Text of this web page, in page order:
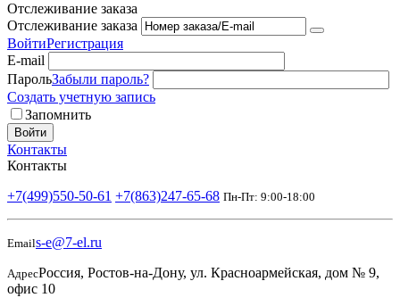
Отслеживание заказа
Отслеживание заказа
ВойтиРегистрация
E-mail
ПарольЗабыли пароль?
Создать учетную запись
Запомнить
Войти
Контакты
Контакты
+7(499)550-50-61 +7(863)247-65-68 Пн-Пт: 9:00-18:00
Emails-e@7-el.ru
АдресРоссия, Ростов-на-Дону, ул. Красноармейская, дом № 9,
офис 10